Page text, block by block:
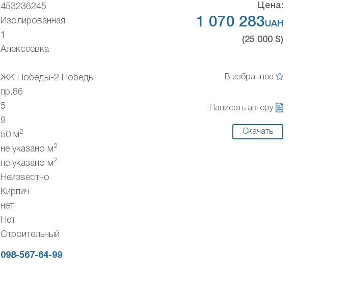
453236245
Изолированная
1
Алексеевка
ЖК Победы-2 Победы
пр.86
5
9
50 м2
не указано м2
не указано м2
Неизвестно
Кирпич
нет
Нет
Строительный
098-567-64-99
Цена:
1 070 283UAH
(25 000 $)
В избранное
Написать автору
Скачать